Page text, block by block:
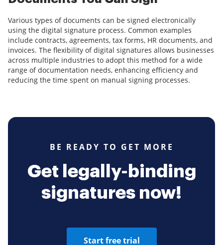
Various types of documents can be signed electronically
using the digital signature process. Common examples
include contracts, agreements, tax forms, HR documents, and
invoices. The flexibility of digital signatures allows businesses
across multiple industries to adopt this method for a wide
range of documentation needs, enhancing efficiency and
reducing the time spent on manual signing processes.
BE READY TO GET MORE
Get legally-binding
signatures now!
Start free trial